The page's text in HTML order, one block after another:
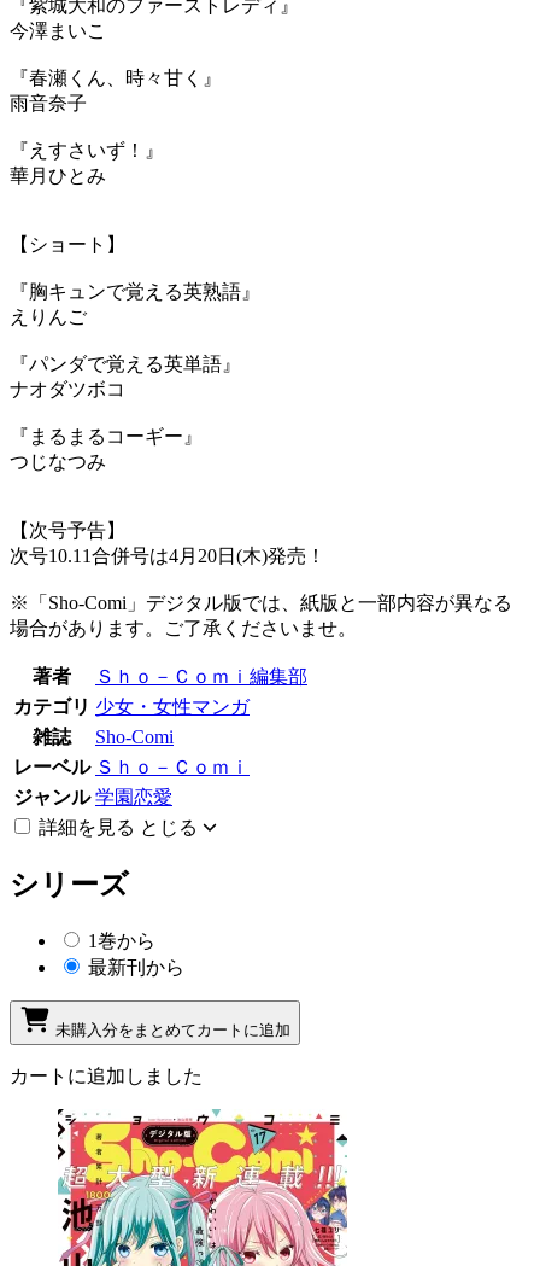
『紫城大和のファーストレディ』
今澤まいこ
『春瀬くん、時々甘く』
雨音奈子
『えすさいず！』
華月ひとみ
【ショート】
『胸キュンで覚える英熟語』
えりんご
『パンダで覚える英単語』
ナオダツボコ
『まるまるコーギー』
つじなつみ
【次号予告】
次号10.11合併号は4月20日(木)発売！
※「Sho-Comi」デジタル版では、紙版と一部内容が異なる
場合があります。ご了承くださいませ。
著者
Ｓｈｏ－Ｃｏｍｉ編集部
カテゴリ 少女・女性マンガ
雑誌
Sho-Comi
レーベル Ｓｈｏ－Ｃｏｍｉ
ジャンル 学園恋愛
詳細を見る とじる
シリーズ
1巻から
最新刊から
未購入分をまとめてカートに追加
カートに追加しました